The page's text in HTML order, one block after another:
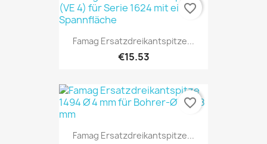
Famag Ersatzdreikantspitze...
€15.53
favorite_border
Famag Ersatzdreikantspitze...
favorite_border